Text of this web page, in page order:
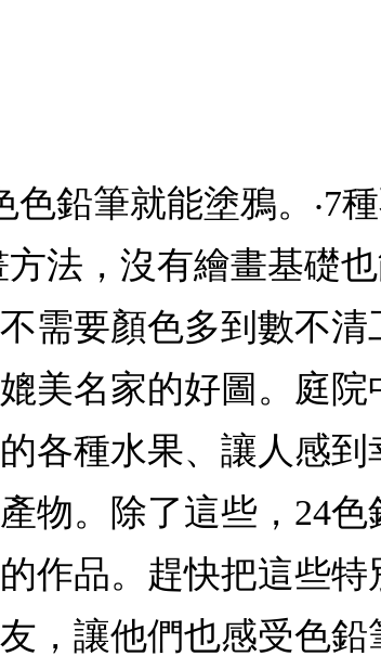
色鉛筆就能塗鴉。‧7
法，沒有繪畫基礎
需要顏色多到數不
美名家的好圖。庭
各種水果、讓人感
物。除了這些，24
作品。趕快把這些
，讓他們也感受色鉛